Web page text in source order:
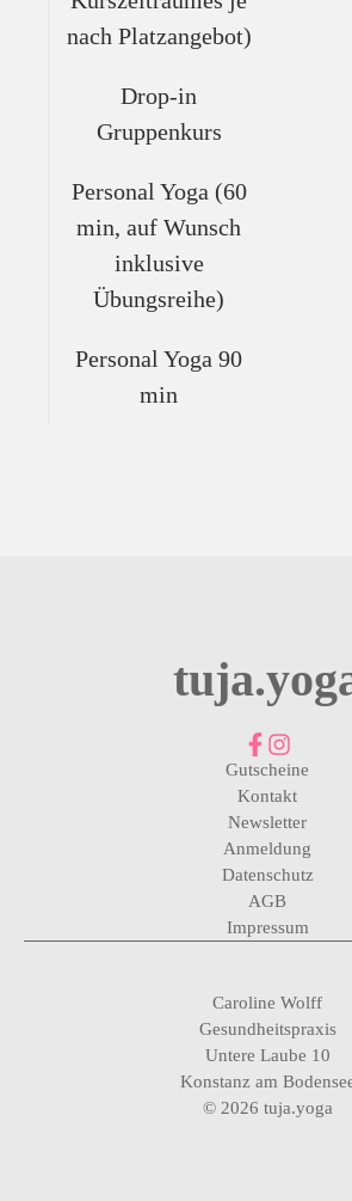
nach Platzangebot)
Drop-in
Gruppenkurs
Personal Yoga (60
min, auf Wunsch
inklusive
Übungsreihe)
Personal Yoga 90
min
Gutscheine
Kontakt
Newsletter
Anmeldung
Datenschutz
AGB
Impressum
Caroline Wolff
Gesundheitspraxis
Untere Laube 10
Konstanz am
© 2026 tuja.yoga